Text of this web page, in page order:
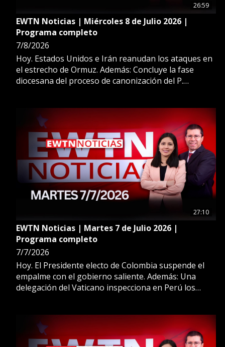
26:59
EWTN Noticias | Miércoles 8 de Julio 2026 |
Programa completo
7/8/2026
Hoy. Estados Unidos e Irán reanudan los ataques en
el estrecho de Ormuz. Además: Concluye la fase
diocesana del proceso de canonización del P.
España. Más en EWTN Noticias.
27:10
EWTN Noticias | Martes 7 de Julio 2026 |
Programa completo
7/7/2026
Hoy. El Presidente electo de Colombia suspende el
empalme con el gobierno saliente. Además: Una
delegación del Vaticano inspecciona en Perú los